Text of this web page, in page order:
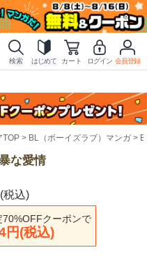
検索 はじめて カート ログイン 会員登録
TOP BL（ボーイズラブ）マンガ
な愛情
税込)
70%OFFクーポンで
円(税込)